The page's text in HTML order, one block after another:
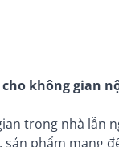
không gian
trong nhà lẫn
phẩm mang